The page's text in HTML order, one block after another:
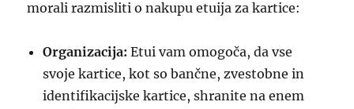
morali razmisliti o nakupu etuija za kartice:
Organizacija: Etui vam omogoča, da vse
svoje kartice, kot so bančne, zvestobne in
identifikacijske kartice, shranite na enem